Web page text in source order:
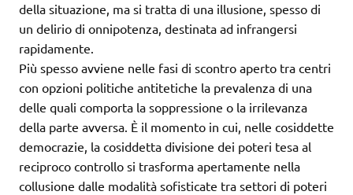
della situazione, ma si tratta di una illusione, spesso di
un delirio di onnipotenza, destinata ad infrangersi
rapidamente.
Più spesso avviene nelle fasi di scontro aperto tra centri
con opzioni politiche antitetiche la prevalenza di una
delle quali comporta la soppressione o la irrilevanza
della parte avversa. È il momento in cui, nelle cosiddette
democrazie, la cosiddetta divisione dei poteri tesa al
reciproco controllo si trasforma apertamente nella
collusione dalle modalità sofisticate tra settori di poteri